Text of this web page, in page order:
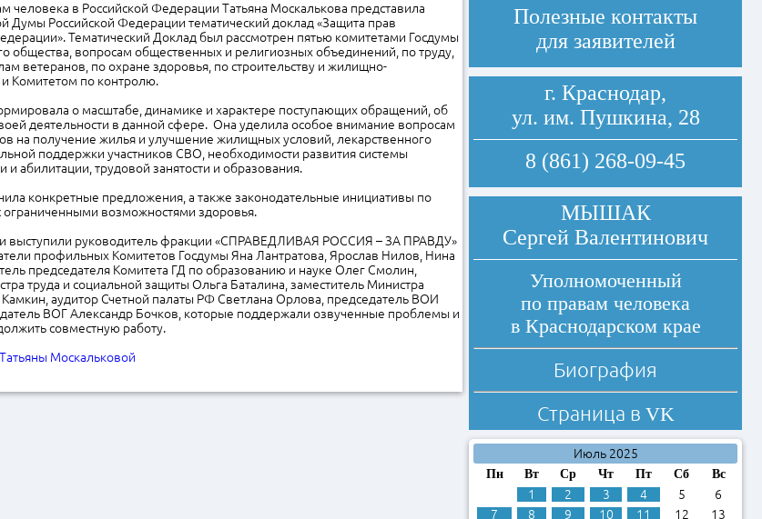
человека в Российской Федерации Татьяна Москалькова представила
Думы Российской Федерации тематический доклад «Защита прав
Тематический Доклад был рассмотрен пятью комитетами Госдумы
общества, вопросам общественных и религиозных объединений, по труду,
ветеранов, по охране здоровья, по строительству и жилищно-
Комитетом по контролю.
о масштабе, динамике и характере поступающих обращений, об
деятельности в данной сфере. Она уделила особое внимание вопросам
на получение жилья и улучшение жилищных условий, лекарственного
поддержки участников СВО, необходимости развития системы
и абилитации, трудовой занятости и образования.
конкретные предложения, а также законодательные инициативы по
возможностями здоровья.
выступили руководитель фракции «СПРАВЕДЛИВАЯ РОССИЯ – ЗА ПРАВДУ»
профильных Комитетов Госдумы Яна Лантратова, Ярослав Нилов, Нина
председателя Комитета ГД по образованию и науке Олег Смолин,
труда и социальной защиты Ольга Баталина, заместитель Министра
аудитор Счетной палаты РФ Светлана Орлова, председатель ВОИ
ВОГ Александр Бочков, которые поддержали озвученные проблемы и
совместную работу.
Москальковой
Полезные контакты
для заявителей
г. Краснодар,
ул. им. Пушкина, 28
8 (861) 268-09-45
МЫШАК
Сергей Валентинович
Уполномоченный
по правам человека
в Краснодарском крае
Биография
Страница в VK
Июль 2025
Пн Вт Ср Чт Пт Сб Вс
1 2 3 4 5
6
7
8 9 10 11 12 13